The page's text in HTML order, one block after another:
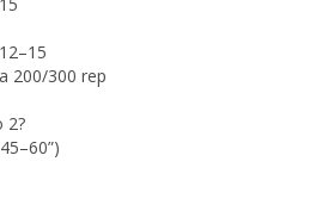
200/300 rep
2?